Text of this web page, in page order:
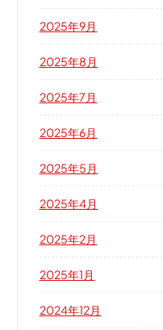
2025年9月
2025年8月
2025年7月
2025年6月
2025年5月
2025年4月
2025年2月
2025年1月
2024年12月